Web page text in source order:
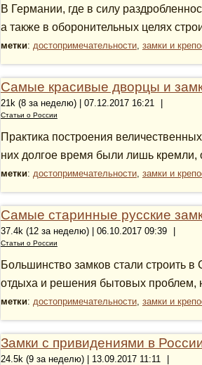
В Германии, где в силу
а также в оборонительных целях
метки: достопримечательности, замки и
Самые красивые дворцы и
21k (8 за неделю) | 07.12.2017 16:21
Статьи о России
Практика построения
них долгое время были лишь кремли,
метки: достопримечательности, замки и
Самые старинные русские
37.4k (12 за неделю) | 06.10.2017 09:39
Статьи о России
Большинство замков стали строить
отдыха и решения бытовых проблем,
метки: достопримечательности, замки и
Замки с привидениями в
24.5k (9 за неделю) | 13.09.2017 11:11